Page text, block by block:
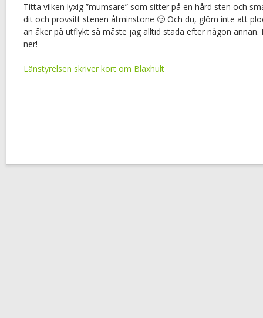
Titta vilken lyxig ”mumsare” som sitter på en hård sten och
dit och provsitt stenen åtminstone 🙂 Och du, glöm inte att
än åker på utflykt så måste jag alltid städa efter någon annan.
ner!
Länstyrelsen skriver kort om Blaxhult